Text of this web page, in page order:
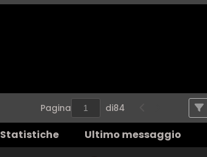
Pagina
di84
Statistiche Ultimo messaggio